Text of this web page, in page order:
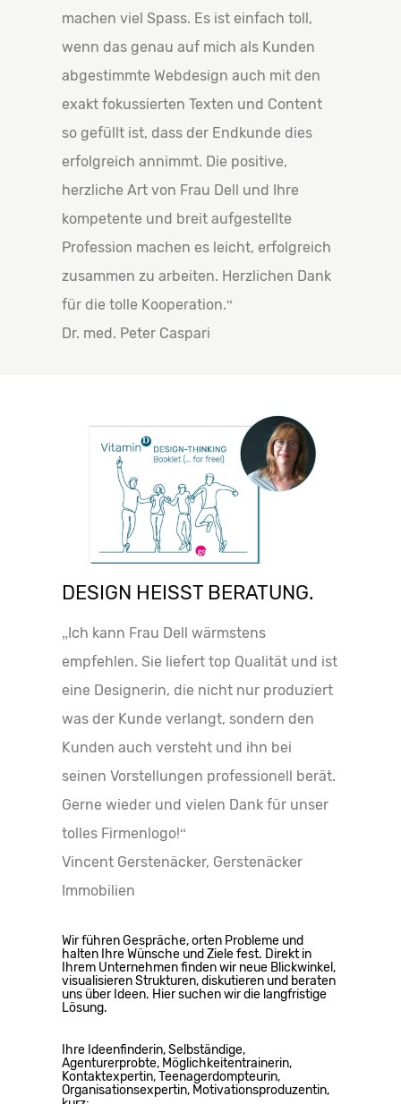
machen viel Spass. Es ist einfach toll,
wenn das genau auf mich als Kunden
abgestimmte Webdesign auch mit den
exakt fokussierten Texten und Content
so gefüllt ist, dass der Endkunde dies
erfolgreich annimmt. Die positive,
herzliche Art von Frau Dell und Ihre
kompetente und breit aufgestellte
Profession machen es leicht, erfolgreich
zusammen zu arbeiten. Herzlichen Dank
für die tolle Kooperation.“
Dr. med. Peter Caspari
DESIGN HEISST BERATUNG.
„Ich kann Frau Dell wärmstens
empfehlen. Sie liefert top Qualität und ist
eine Designerin, die nicht nur produziert
was der Kunde verlangt, sondern den
Kunden auch versteht und ihn bei
seinen Vorstellungen professionell berät.
Gerne wieder und vielen Dank für unser
tolles Firmenlogo!“
Vincent Gerstenäcker, Gerstenäcker
Immobilien
Wir führen Gespräche, orten Probleme und
halten Ihre Wünsche und Ziele fest. Direkt in
Ihrem Unternehmen finden wir neue Blickwinkel,
visualisieren Strukturen, diskutieren und beraten
uns über Ideen. Hier suchen wir die langfristige
Lösung.
Ihre Ideenfinderin, Selbständige,
Agenturerprobte, Möglichkeitentrainerin,
Kontaktexpertin, Teenagerdompteurin,
Organisationsexpertin, Motivationsproduzentin,